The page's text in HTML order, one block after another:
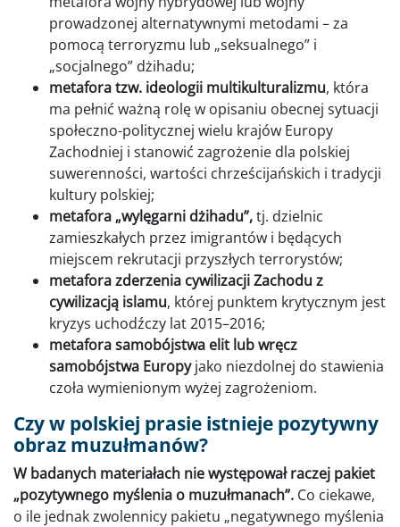
prowadzonej alternatywnymi metodami – za
pomocą terroryzmu lub „seksualnego” i
„socjalnego” dżihadu;
metafora tzw. ideologii multikulturalizmu, która
ma pełnić ważną rolę w opisaniu obecnej sytuacji
społeczno-politycznej wielu krajów Europy
Zachodniej i stanowić zagrożenie dla polskiej
suwerenności, wartości chrześcijańskich i tradycji
kultury polskiej;
metafora „wylęgarni dżihadu”,tj. dzielnic
zamieszkałych przez imigrantów i będących
miejscem rekrutacji przyszłych terrorystów;
metafora zderzenia cywilizacji Zachodu z
cywilizacją islamu, której punktem krytycznym jest
kryzys uchodźczy lat 2015–2016;
metafora samobójstwa elit lub wręcz
samobójstwa Europyjako niezdolnej do stawienia
czoła wymienionym wyżej zagrożeniom.
Czy w polskiej prasie istnieje pozytywny
obraz muzułmanów?
W badanych materiałach nie występował raczej pakiet
„pozytywnego myślenia o muzułmanach”. Co ciekawe,
o ile jednak zwolennicy pakietu „negatywnego myślenia